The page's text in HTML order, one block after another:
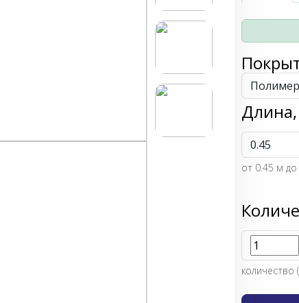
от 0.45 м
количество